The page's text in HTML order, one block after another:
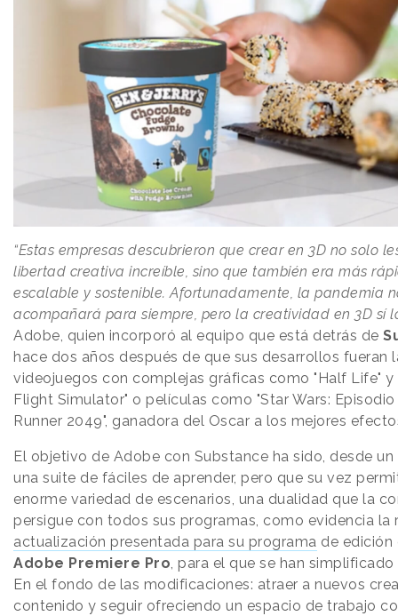
“Estas empresas descubrieron que crear en 3D no solo
libertad creativa increíble, sino que también era más
escalable y sostenible. Afortunadamente, la pandemia
acompañará para siempre, pero la creatividad en 3D sí
Adobe, quien incorporó al equipo que está detrás de
hace dos años después de que sus desarrollos fueran
videojuegos con complejas gráficas como "Half Life"
Flight Simulator" o películas como "Star Wars: Episodio
Runner 2049", ganadora del Oscar a los mejores
El objetivo de Adobe con Substance ha sido, desde un
una suite de fáciles de aprender, pero que su vez
enorme variedad de escenarios, una dualidad que la
persigue con todos sus programas, como evidencia la
actualización presentada para su programa de edición
Adobe Premiere Pro, para el que se han
En el fondo de las modificaciones: atraer a nuevos
contenido y seguir ofreciendo un espacio de trabajo